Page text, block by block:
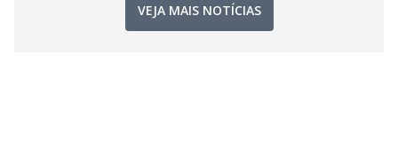
VEJA MAIS NOTÍCIAS